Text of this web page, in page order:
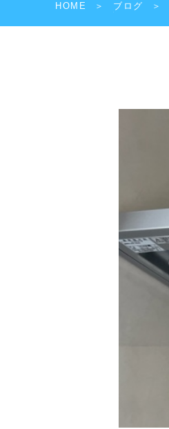
HOME ブログ